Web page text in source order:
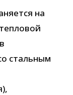
на
стальным